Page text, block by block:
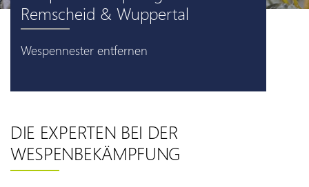
Remscheid & Wuppertal
Wespennester entfernen
DIE EXPERTEN BEI DER
WESPENBEKÄMPFUNG